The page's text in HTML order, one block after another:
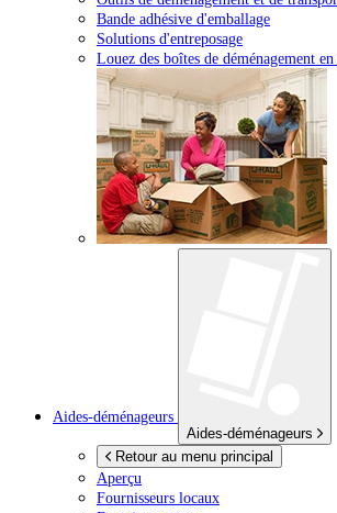
Bande adhésive d'emballage
Solutions d'entreposage
Louez des boîtes de déménagement
Aides-déménageurs
Aides-déménageurs
Retour au menu principal
Aperçu
Fournisseurs locaux